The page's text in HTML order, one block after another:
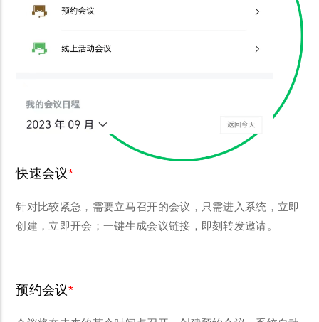
快速会议
针对比较紧急，需要立马召开的会议，只需进入系统，立即
创建，立即开会；一键生成会议链接，即刻转发邀请。
预约会议